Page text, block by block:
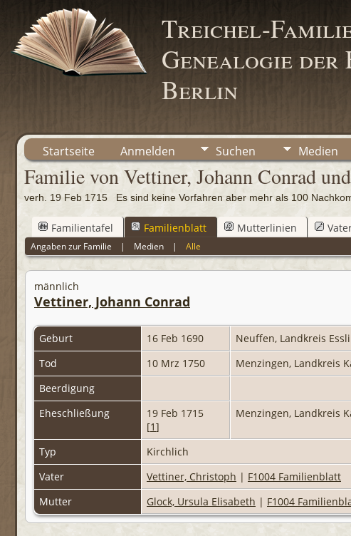
Treichel-
Genealogie der
Berlin
Startseite Anmelden Suchen Medien
Familie von Vettiner, Johann Conrad
verh. 19 Feb 1715 Es sind keine Vorfahren aber mehr als 100
Familientafel Familienblatt Mutterlinien
Angaben zur Familie | Medien |Alle
männlich
Vettiner, Johann Conrad
Geburt 16 Feb 1690
Neuffen, Landkreis
Tod
10 Mrz 1750
Menzingen, Landkreis
Beerdigung
Eheschließung
19 Feb 1715
[1]
Menzingen, Landkreis
Typ
Kirchlich
Vater
Vettiner, Christoph | F1004 Familienblatt
Mutter
Glock, Ursula Elisabeth | F1004